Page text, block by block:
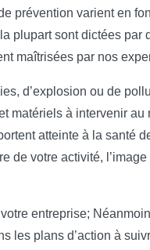
prévention varient en
plupart sont dictées par
maîtrisées par nos
d’explosion ou de
matériels à intervenir au
atteinte à la santé
de votre activité,
entreprise;
les plans d’action à